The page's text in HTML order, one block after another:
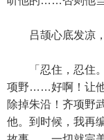
吕颉心底发凉，
「忍住，忍住。
项野……好啊！让
除掉朱沿！齐项野
他。到时候，我再